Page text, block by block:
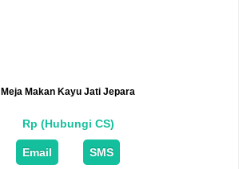
Meja Makan Kayu Jati Jepara
Rp (Hubungi CS)
Email SMS